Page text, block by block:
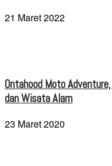
21 Maret 2022
Ontahood Moto
dan Wisata Alam
23 Maret 2020